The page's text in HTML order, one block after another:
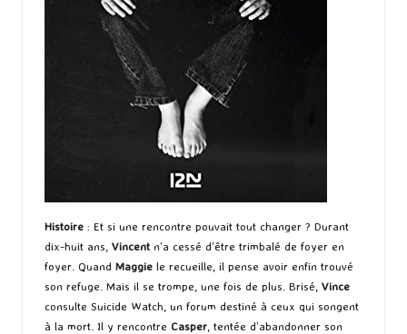
Histoire : Et si une rencontre pouvait tout changer ? Durant
dix-huit ans, Vincent n’a cessé d’être trimbalé de foyer en
foyer. Quand Maggie le recueille, il pense avoir enfin trouvé
son refuge. Mais il se trompe, une fois de plus. Brisé, Vince
consulte Suicide Watch, un forum destiné à ceux qui songent
à la mort. Il y rencontre Casper , tentée d’abandonner son